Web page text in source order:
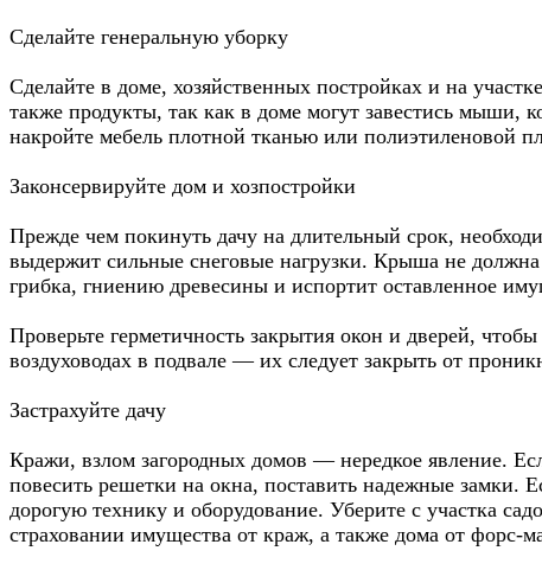
Сделайте генеральную уборку
Сделайте в доме, хозяйственных постройках и на
также продукты, так как в доме могут завестись мыши,
накройте мебель плотной тканью или полиэтиленовой
Законсервируйте дом и хозпостройки
Прежде чем покинуть дачу на длительный срок,
выдержит сильные снеговые нагрузки. Крыша не
грибка, гниению древесины и испортит оставленное
Проверьте герметичность закрытия окон и дверей,
воздуховодах в подвале — их следует закрыть от
Застрахуйте дачу
Кражи, взлом загородных домов — нередкое явление.
повесить решетки на окна, поставить надежные замки.
дорогую технику и оборудование. Уберите с участка
страховании имущества от краж, а также дома от